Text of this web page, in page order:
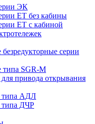
ЭК
ЕТ без кабины
ЕТ с кабиной
серии
типа SGR-M
привода открывания
типа АДЛ
типа ДЧР